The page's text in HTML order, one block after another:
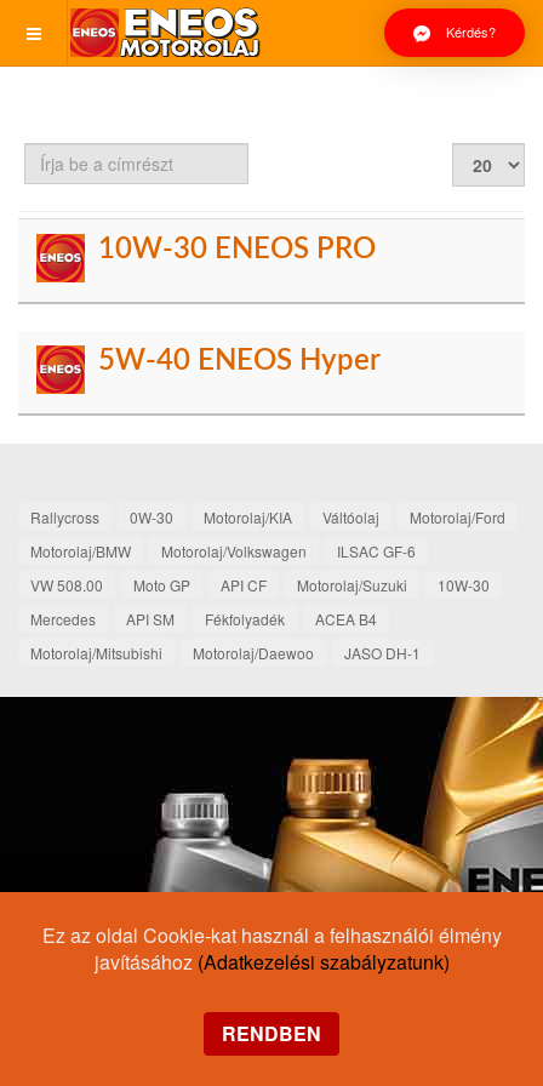
Kérdés?
Írja
a
10W-30 ENEOS PRO
5W-40 ENEOS Hyper
Rallycross 0W-30 Motorolaj/KIA Váltóolaj
Motorolaj/Ford
Motorolaj/BMW
Motorolaj/Volkswagen
ILSAC GF-6
VW 508.00
Moto GP API CF Motorolaj/Suzuki
10W-30
Mercedes
API SM Fékfolyadék
ACEA B4
Motorolaj/Mitsubishi
Motorolaj/Daewoo JASO DH-1
Ez az oldal Cookie-kat használ a felhasználói élmény
javításához (Adatkezelési szabályzatunk)
RENDBEN